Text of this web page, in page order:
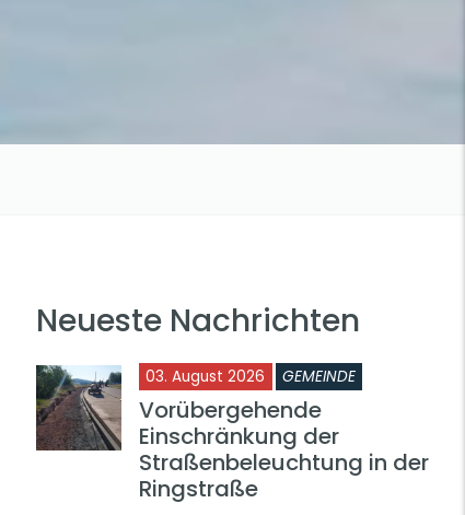
Neueste Nachrichten
03. August 2026 GEMEINDE
Vorübergehende
Einschränkung der
Straßenbeleuchtung in der
Ringstraße